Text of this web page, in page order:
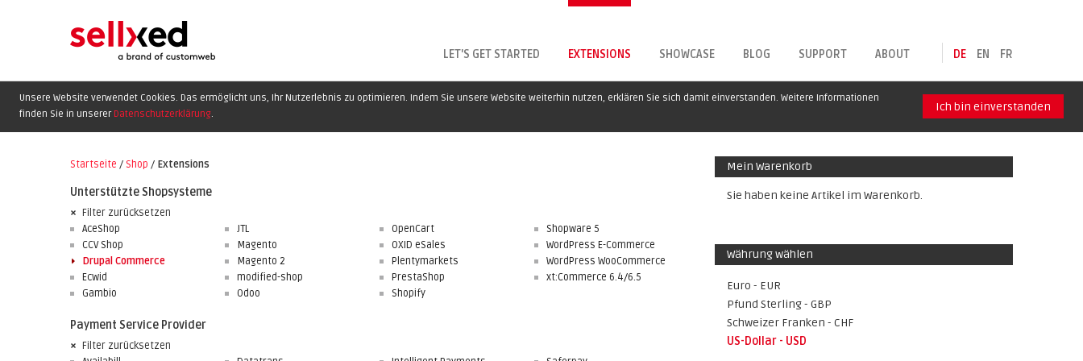
DE EN FR
LET'S GET STARTED EXTENSIONS SHOWCASE BLOG SUPPORT ABOUT
Unsere Website verwendet Cookies. Das ermöglicht uns, Ihr Nutzerlebnis zu optimieren. Indem Sie unsere Website weiterhin nutzen, erklären Sie sich damit einverstanden. Weitere Informationen
finden Sie in unserer Datenschutzerklärung.
Ich bin einverstanden
Startseite / Shop / Extensions
Unterstützte Shopsysteme
Filter zurücksetzen
AceShop
CCV Shop
Drupal Commerce
Ecwid
Gambio
JTL
Magento
Magento 2
modified-shop
Odoo
OpenCart
OXID eSales
Plentymarkets
PrestaShop
Shopify
Shopware 5
WordPress E-Commerce
WordPress WooCommerce
xt:Commerce 6.4/6.5
Payment Service Provider
Filter zurücksetzen
Mein Warenkorb
Sie haben keine Artikel im Warenkorb.
Währung wählen
Euro - EUR
Pfund Sterling - GBP
Schweizer Franken - CHF
US-Dollar - USD